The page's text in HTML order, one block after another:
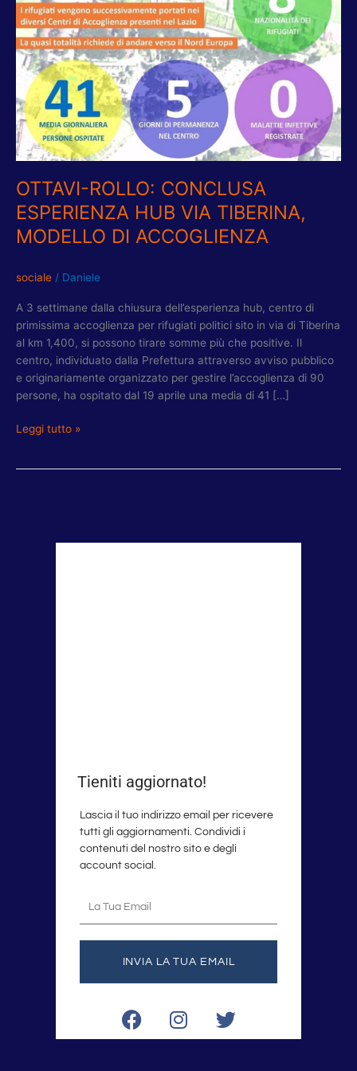
OTTAVI-ROLLO: CONCLUSA
ESPERIENZA HUB VIA TIBERINA,
MODELLO DI ACCOGLIENZA
sociale / Daniele
A 3 settimane dalla chiusura dell’esperienza hub, centro di
primissima accoglienza per rifugiati politici sito in via di Tiberina
al km 1,400, si possono tirare somme più che positive. Il
centro, individuato dalla Prefettura attraverso avviso pubblico
e originariamente organizzato per gestire l’accoglienza di 90
persone, ha ospitato dal 19 aprile una media di 41 […]
HUB
VIA
TIBERINA,
MODELLO
ACCOGLIENZA
Leggi tutto »
Tieniti aggiornato!
Lascia il tuo indirizzo email per ricevere
tutti gli aggiornamenti. Condividi i
contenuti del nostro sito e degli
account social.
INVIA LA TUA EMAIL
F
a
I
n
T
w